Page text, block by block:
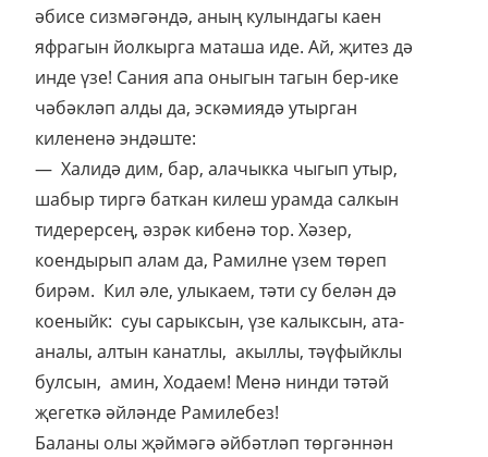
әбисе сизмәгәндә, аның кулындагы каен
яфрагын йолкырга маташа иде. Ай, җитез дә
инде үзе! Сания апа оныгын тагын бер-ике
чәбәкләп алды да, эскәмиядә утырган
килененә эндәште:
— Халидә дим, бар, алачыкка чыгып утыр,
шабыр тиргә баткан килеш урамда салкын
тидерерсең, әзрәк кибенә тор. Хәзер,
коендырып алам да, Рамилне үзем төреп
бирәм. Кил әле, улыкаем, тәти су белән дә
коеныйк: суы сарыксын, үзе калыксын, ата-
аналы, алтын канатлы, акыллы, тәүфыйклы
булсын, амин, Ходаем! Менә нинди тәтәй
җегеткә әйләнде Рамилебез!
Баланы олы җәймәгә әйбәтләп төргәннән